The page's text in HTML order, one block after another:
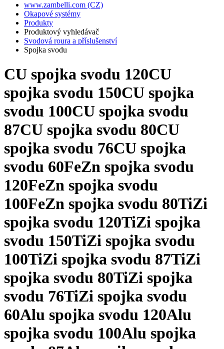
www.zambelli.com (CZ)
Okapové systémy
Produkty
Produktový vyhledávač
Svodová roura a příslušenství
Spojka svodu
CU spojka svodu 120CU
spojka svodu 150CU spojka
svodu 100CU spojka svodu
87CU spojka svodu 80CU
spojka svodu 76CU spojka
svodu 60FeZn spojka svodu
120FeZn spojka svodu
100FeZn spojka svodu 80TiZi
spojka svodu 120TiZi spojka
svodu 150TiZi spojka svodu
100TiZi spojka svodu 87TiZi
spojka svodu 80TiZi spojka
svodu 76TiZi spojka svodu
60Alu spojka svodu 120Alu
spojka svodu 100Alu spojka